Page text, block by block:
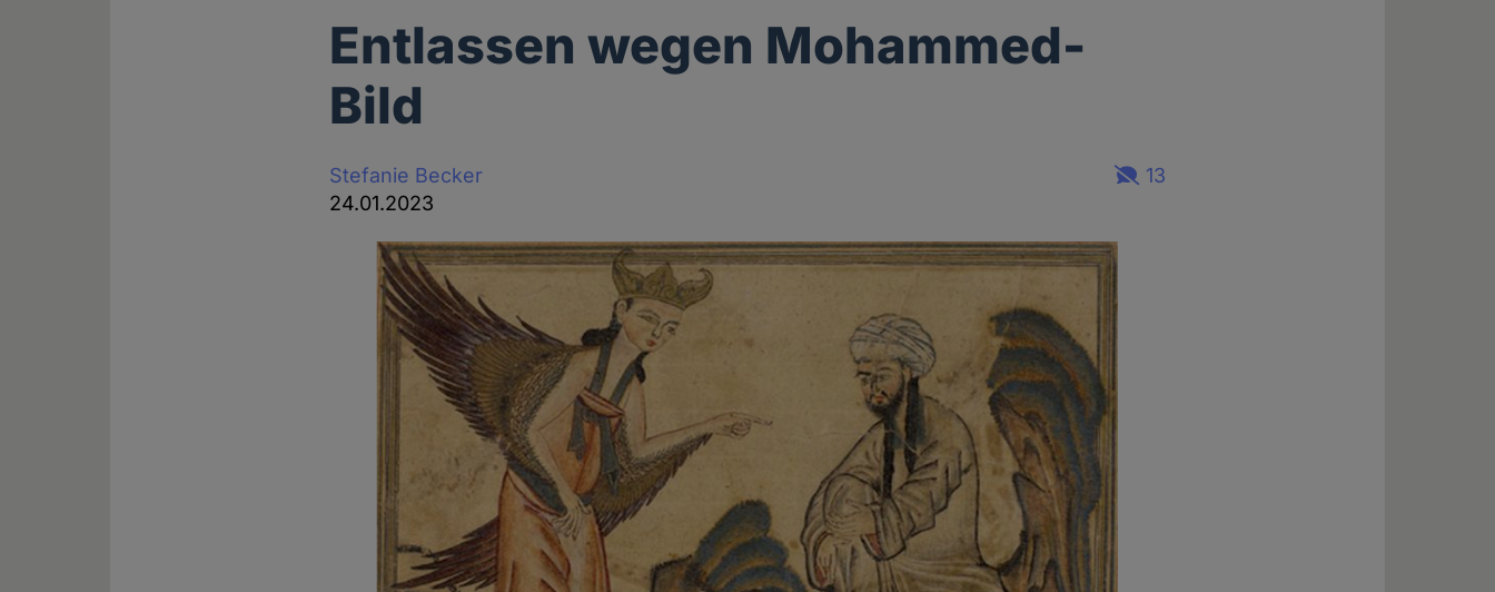
Entlassen wegen Mohammed-
Bild
Stefanie Becker
24.01.2023
13